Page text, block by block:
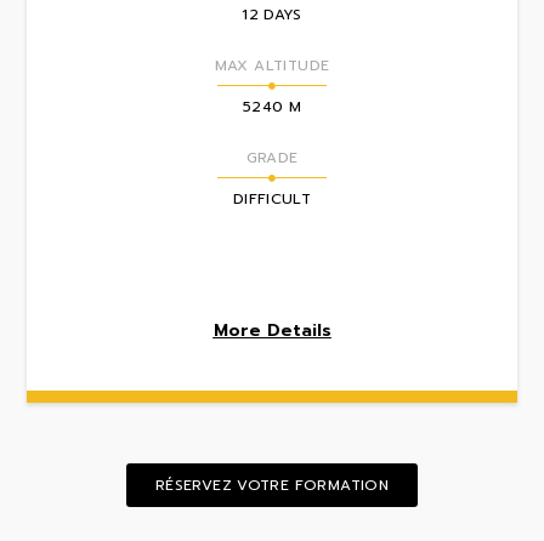
12 DAYS
MAX ALTITUDE
5240 M
GRADE
DIFFICULT
More Details
RÉSERVEZ VOTRE FORMATION